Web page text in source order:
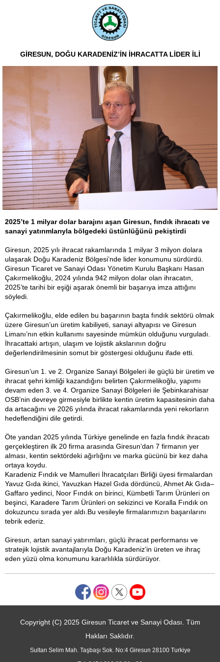
GİRESUN, DOĞU KARADENİZ’İN İHRACATTA LİDER İLİ
2025’te 1 milyar dolar barajını aşan Giresun, fındık ihracatı ve
sanayi yatırımlarıyla bölgedeki üstünlüğünü pekiştirdi
Giresun, 2025 yılı ihracat rakamlarında 1 milyar 3 milyon dolara
ulaşarak Doğu Karadeniz Bölgesi’nde lider konumunu sürdürdü.
Giresun Ticaret ve Sanayi Odası Yönetim Kurulu Başkanı Hasan
Çakırmelikoğlu, 2024 yılında 942 milyon dolar olan ihracatın,
2025’te tarihi bir eşiği aşarak önemli bir başarıya imza attığını
söyledi.
Çakırmelikoğlu, elde edilen bu başarının başta fındık sektörü olmak
üzere Giresun’un üretim kabiliyeti, sanayi altyapısı ve Giresun
Limanı’nın etkin kullanımı sayesinde mümkün olduğunu vurguladı.
İhracattaki artışın, ulaşım ve lojistik akslarının doğru
değerlendirilmesinin somut bir göstergesi olduğunu ifade etti.
Giresun’un 1. ve 2. Organize Sanayi Bölgeleri ile güçlü bir üretim ve
ihracat şehri kimliği kazandığını belirten Çakırmelikoğlu, yapımı
devam eden 3. ve 4. Organize Sanayi Bölgeleri ile Şebinkarahisar
OSB’nin devreye girmesiyle birlikte kentin üretim kapasitesinin daha
da artacağını ve 2026 yılında ihracat rakamlarında yeni rekorların
hedeflendiğini dile getirdi.
Öte yandan 2025 yılında Türkiye genelinde en fazla fındık ihracatı
gerçekleştiren ilk 20 firma arasında Giresun’dan 7 firmanın yer
alması, kentin sektördeki ağırlığını ve marka gücünü bir kez daha
ortaya koydu.
Karadeniz Fındık ve Mamulleri İhracatçıları Birliği üyesi firmalardan
Yavuz Gıda ikinci, Yavuzkan Hazel Gıda dördüncü, Ahmet Ak Gıda–
Gaffaro yedinci, Noor Fındık on birinci, Kümbetli Tarım Ürünleri on
beşinci, Karadere Tarım Ürünleri on sekizinci ve Koralla Fındık on
dokuzuncu sırada yer aldı.Bu vesileyle firmalarımızın başarılarını
tebrik ederiz.
Giresun, artan sanayi yatırımları, güçlü ihracat performansı ve
stratejik lojistik avantajlarıyla Doğu Karadeniz’in üreten ve ihraç
eden yüzü olma konumunu kararlılıkla sürdürüyor.
Copyright (C) 2025 Giresun Ticaret ve Sanayi Odası. Tüm
Hakları Saklıdır.
Sultan Selim Mah. Taşbaşı Sok. No:4 Giresun 28100 Turkiye